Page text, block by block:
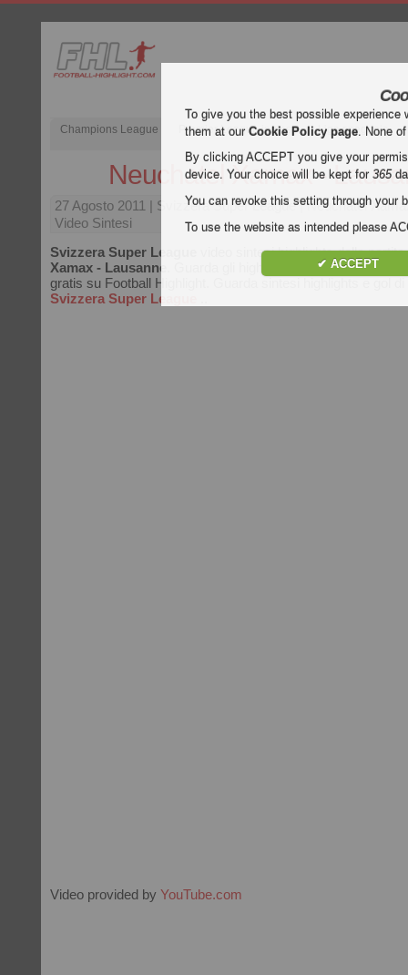
Champions League Premier League inglese Liga spagnola
Neuchatel Xamax -
27 Agosto 2011 | Svizzera Super League | Neuchatel
Video Sintesi
Svizzera Super League
video sintesi highlights della partita
Xamax - Lausanne
. Guarda gli highlights di Neuchatel
gratis su Football Highlight. Guarda sintesi highlights e gol
Svizzera Super League
Video provided by YouTube.com
To give you the best possible
them at ourCookie Policy page. None
By clicking ACCEPT you give your
device. Your choice will be kept for365
You can revoke this setting through your
To use the website as intended please
✔ ACCEPT